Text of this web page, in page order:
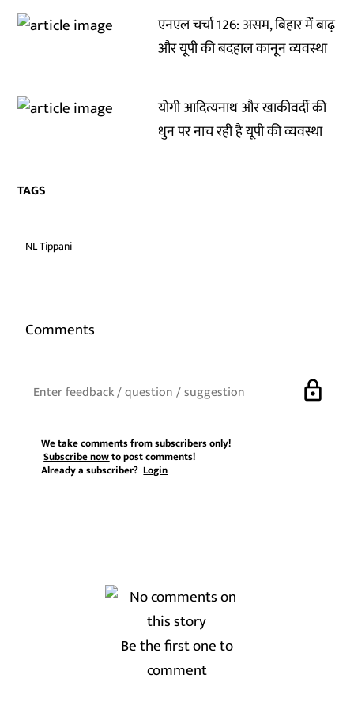
एनएल चर्चा 126: असम, बिहार में बाढ़
और यूपी की बदहाल कानून व्यवस्था
योगी आदित्यनाथ और खाकीवर्दी की
धुन पर नाच रही है यूपी की व्यवस्था
TAGS
NL Tippani
Comments
lock
We take comments from subscribers only!
Subscribe nowto post comments!
Already a subscriber?Login
Be the first one to
comment